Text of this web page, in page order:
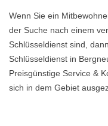
Wenn Sie ein
der Suche nach einem
Schlüsseldienst sind,
Schlüsseldienst in
Preisgünstige Service &
sich in dem Gebiet